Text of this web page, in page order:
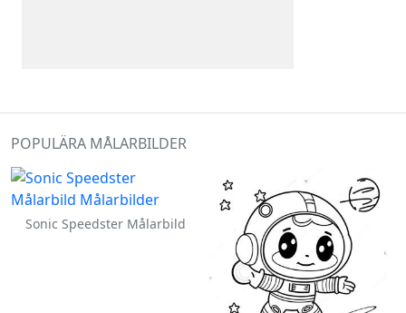
POPULÄRA MÅLARBILDER
Sonic Speedster Målarbild